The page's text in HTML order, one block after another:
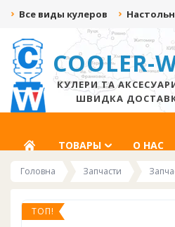
Все виды кулеров
COOLER-
КУЛЕРИ ТА
ШВИДКА
ДАРИМ ДО 500 ГРН
ЗА ВИДЕО С
РАСПАКОВКОЙ!
ГЛАВНАЯТОВАРЫ О НАС
Головна Запчасти
ТОП!